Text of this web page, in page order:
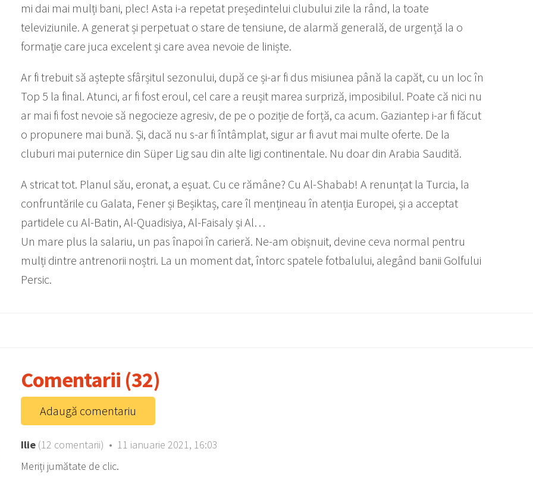
mi dai mai mulți bani, plec! Asta i-a repetat președintelui clubului zile la rând, la toate
televiziunile. A generat și perpetuat o stare de tensiune, de alarmă generală, de urgență la o
formație care juca excelent și care avea nevoie de liniște.
Ar fi trebuit să aștepte sfârșitul sezonului, după ce și-ar fi dus misiunea până la capăt, cu un loc în
Top 5 la final. Atunci, ar fi fost eroul, cel care a reușit marea surpriză, imposibilul. Poate că nici nu
ar mai fi fost nevoie să negocieze agresiv, de pe o poziție de forță, ca acum. Gaziantep i-ar fi făcut
o propunere mai bună. Și, dacă nu s-ar fi întâmplat, sigur ar fi avut mai multe oferte. De la
cluburi mai puternice din Süper Lig sau din alte ligi continentale. Nu doar din Arabia Saudită.
A stricat tot. Planul său, eronat, a eșuat. Cu ce rămâne? Cu Al-Shabab! A renunțat la Turcia, la
confruntările cu Galata, Fener și Beșiktaș, care îl mențineau în atenția Europei, și a acceptat
partidele cu Al-Batin, Al-Quadisiya, Al-Faisaly și Al…
Un mare plus la salariu, un pas înapoi în carieră. Ne-am obișnuit, devine ceva normal pentru
mulți dintre antrenorii noștri. La un moment dat, întorc spatele fotbalului, alegând banii Golfului
Persic.
Comentarii (32)
Adaugă comentariu
Ilie (12 comentarii) • 11 ianuarie 2021, 16:03
Meriți jumătate de clic.